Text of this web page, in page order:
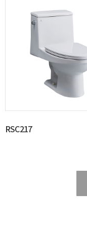
RSC217